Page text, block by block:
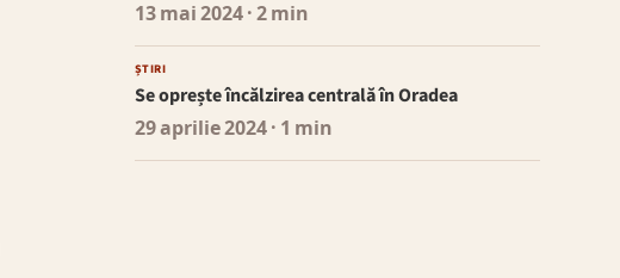
13 mai 2024· 2 min
ȘTIRI
Se oprește încălzirea centrală în Oradea
29 aprilie 2024· 1 min